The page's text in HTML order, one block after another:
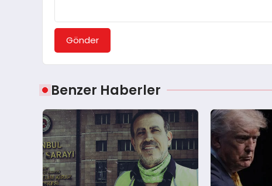
Gönder
Benzer Haberler